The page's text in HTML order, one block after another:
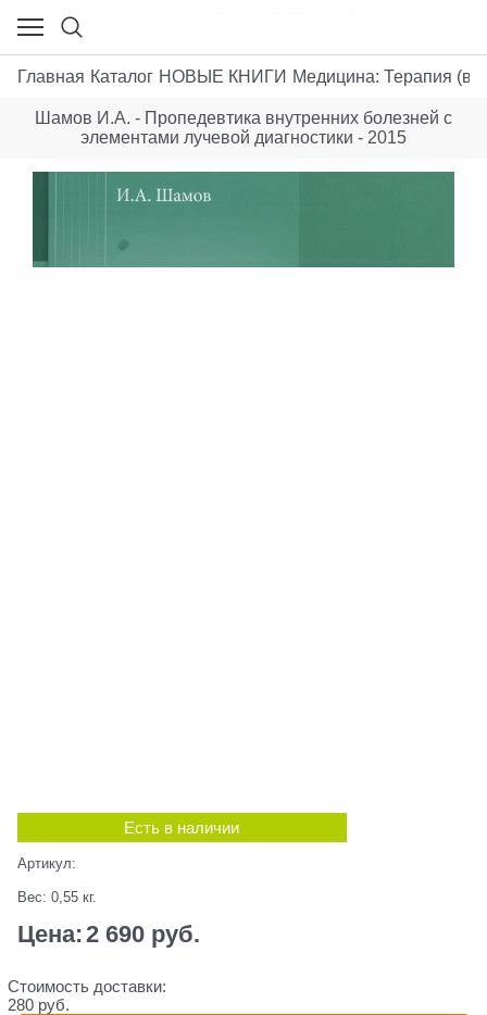
Главная Каталог НОВЫЕ КНИГИ Медицина: Терапия
Шамов И.А. - Пропедевтика внутренних болезней с
элементами лучевой диагностики - 2015
Есть в наличии
Артикул:
Вес: 0,55 кг.
Цена:2 690 руб.
Стоимость доставки:
280 руб.